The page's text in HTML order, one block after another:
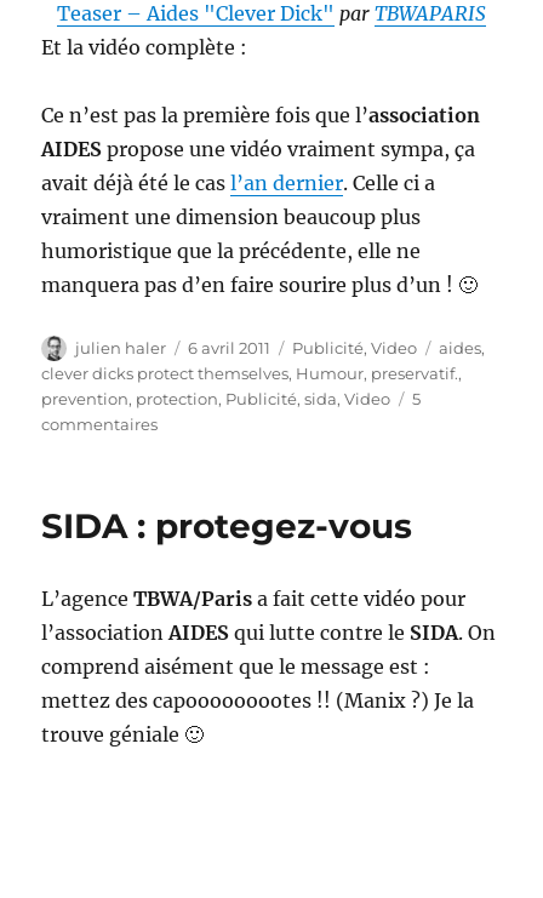
Teaser – Aides "Clever Dick" par TBWAPARIS
Et la vidéo complète :
Ce n’est pas la première fois que l’association
AIDES propose une vidéo vraiment sympa, ça
avait déjà été le casl’an dernier. Celle ci a
vraiment une dimension beaucoup plus
humoristique que la précédente, elle ne
manquera pas d’en faire sourire plus d’un ! 🙂
Auteur
julien haler
Publié
le
6 avril 2011 Catégories
Publicité,Video Étiquettes
aides,
clever dicks protect themselves, Humour, preservatif.,
prevention, protection, Publicité,sida,Video
5
commentairessur
Dicks
SIDA : protegez-vous
L’agenceTBWA/Paris a fait cette vidéo pour
l’associationAIDES qui lutte contre le SIDA. On
comprend aisément que le message est :
mettez des capooooooootes !! (Manix ?) Je la
trouve géniale 🙂